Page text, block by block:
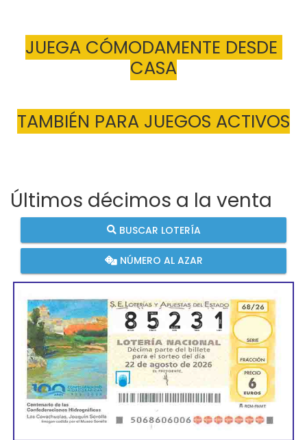
JUEGA CÓMODAMENTE DESDE
CASA
TAMBIÉN PARA JUEGOS ACTIVOS
Últimos décimos a la venta
BUSCAR LOTERÍA
NÚMERO AL AZAR